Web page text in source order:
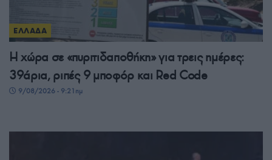
ΕΛΛΑΔΑ
Η χώρα σε «πυριτιδαποθήκη» για τρεις ημέρες:
39άρια, ριπές 9 μποφόρ και Red Code
9/08/2026 - 9:21πμ